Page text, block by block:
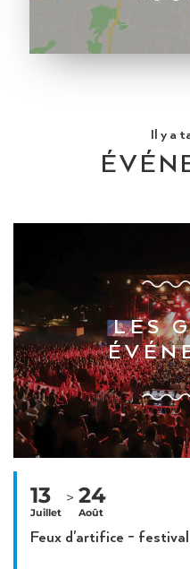
Il y a
LES
13
Juillet
> 24
Août
Feux d'artifice -